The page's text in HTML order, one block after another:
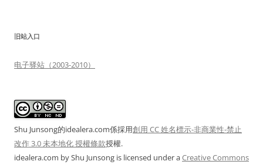
旧站入口
电子驿站（2003-2010）
Shu Junsong的idealera.com係採用創用 CC 姓名標示-非商業性-禁止
改作 3.0 未本地化 授權條款授權.
idealera.com byShu Junsong is licensed under aCreative Commons